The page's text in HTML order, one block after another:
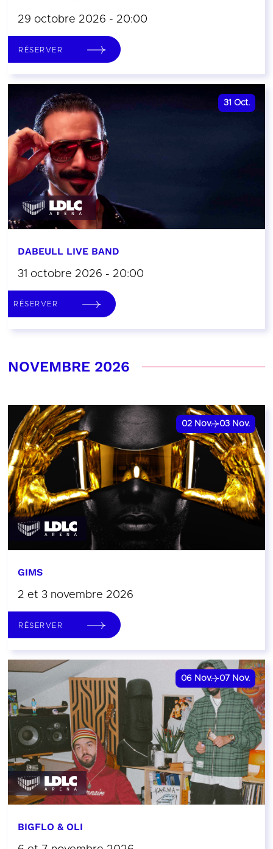
29 octobre 2026 - 20:00
RÉSERVER
31 Oct.
DABEULL LIVE BAND
31 octobre 2026 - 20:00
RÉSERVER
NOVEMBRE 2026
02 Nov. 03 Nov.
GIMS
2 et 3 novembre 2026
RÉSERVER
06 Nov. 07 Nov.
BIGFLO & OLI